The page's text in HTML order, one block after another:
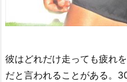
彼はどれだけ走っても疲れ
だと言われることがある。